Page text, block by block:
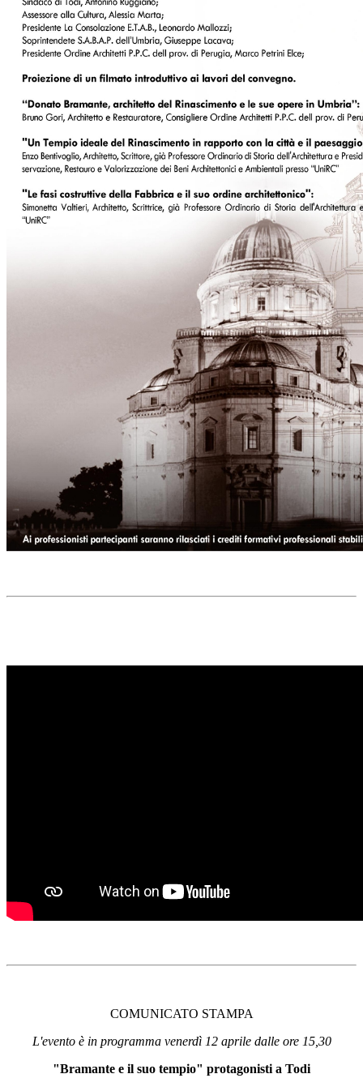
COMUNICATO STAMPA
L'evento è in programma venerdì 12 aprile dalle ore 15,30
"Bramante e il suo tempio" protagonisti a Todi